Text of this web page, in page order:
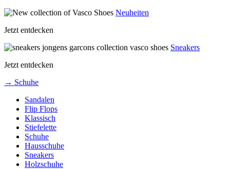
Neuheiten
Jetzt entdecken
Sneakers
Jetzt entdecken
→ Schuhe
Sandalen
Flip Flops
Klassisch
Stiefelette
Schuhe
Hausschuhe
Sneakers
Holzschuhe